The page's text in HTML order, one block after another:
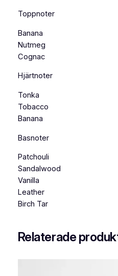
a
f
u
m
5
m
m
n
g
d
Toppnoter
Banana
Nutmeg
Cognac
Hjärtnoter
Tonka
Tobacco
Banana
Basnoter
Patchouli
Sandalwood
Vanilla
Leather
Birch Tar
Relaterade